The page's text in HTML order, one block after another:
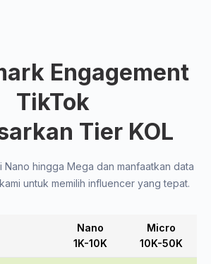
Engagement
TikTok
Tier KOL
Nano hingga Mega dan manfaatkan data
untuk memilih influencer yang tepat.
Nano
1K-10K
Micro
10K-50K